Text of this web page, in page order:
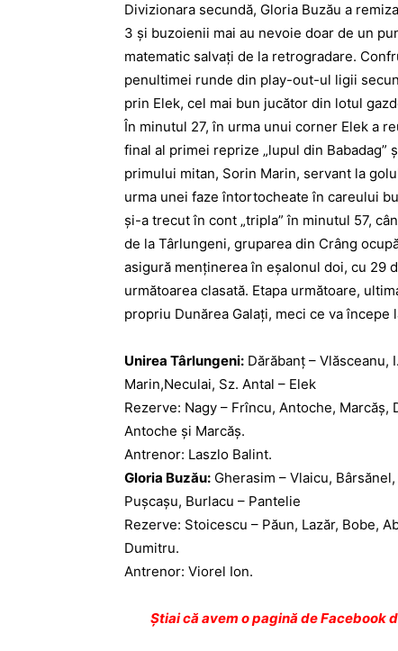
Divizionara secundă, Gloria Buzău a
3 şi buzoienii mai au nevoie doar de un
matematic salvaţi de la retrogradare.
penultimei runde din play-out-ul ligii
prin Elek, cel mai bun jucător din lotul
În minutul 27, în urma unui corner Elek a
final al primei reprize „lupul din Babadag”
primului mitan, Sorin Marin, servant la
urma unei faze întortocheate în careului
şi-a trecut în cont „tripla” în minutul 57,
de la Târlungeni, gruparea din Crâng
asigură menţinerea în eşalonul doi, cu 29
următoarea clasată. Etapa următoare,
propriu Dunărea Galaţi, meci ce va începe
Unirea Târlungeni: Dărăbanţ – Vlăsceanu,
Marin,Neculai, Sz. Antal – Elek
Rezerve: Nagy – Frîncu, Antoche,
Antoche şi Marcăş.
Antrenor: Laszlo Balint.
Gloria Buzău: Gherasim – Vlaicu,
Puşcaşu, Burlacu – Pantelie
Rezerve: Stoicescu – Păun, Lazăr, Bobe,
Dumitru.
Antrenor: Viorel Ion.
Ştiai că avem o pagină de